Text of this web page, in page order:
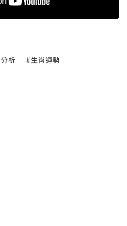
析 #生肖運勢